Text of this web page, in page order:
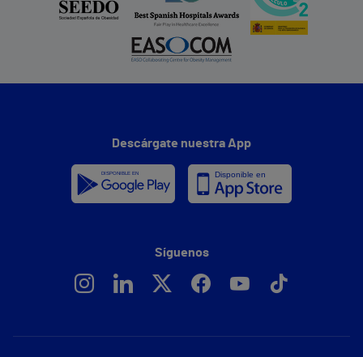
Descárgate nuestra App
Síguenos